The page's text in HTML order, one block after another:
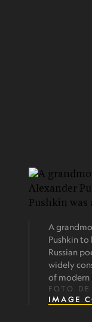
A
Pushkin to
Russian
widely
of modern
FOTO DE
IMAGE